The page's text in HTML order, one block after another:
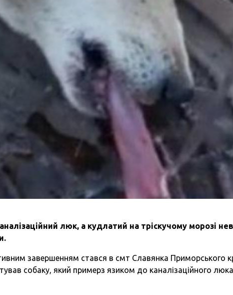
люк, а кудлатий на тріскучому морозі
завершенням стався в смт Славянка Приморського
собаку, який примерз язиком до каналізаційного